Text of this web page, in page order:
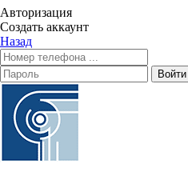
Авторизация
Создать аккаунт
Назад
Войти